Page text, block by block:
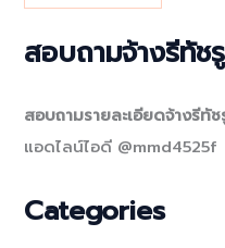
สอบถามจ้างรีทั
สอบถามรายละเอียดจ้างรีทั
แอดไลน์ไอดี @mmd4525f
Categories